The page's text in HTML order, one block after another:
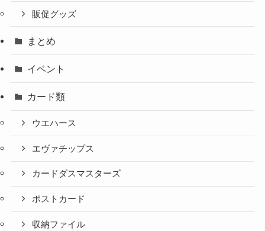
販促グッズ
まとめ
イベント
カード類
ウエハース
エヴァチップス
カードダスマスターズ
ポストカード
収納ファイル